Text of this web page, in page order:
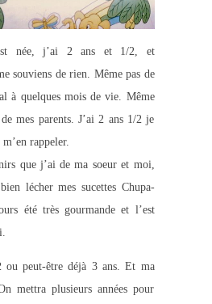
née, j’ai 2 ans et 1/2, et
souviens de rien. Même pas de
à quelques mois de vie. Même
mes parents. J’ai 2 ans 1/2 je
rappeler.
que j’ai de ma soeur et moi,
lécher mes sucettes Chupa-
été très gourmande et l’est
ou peut-être déjà 3 ans. Et ma
mettra plusieurs années pour